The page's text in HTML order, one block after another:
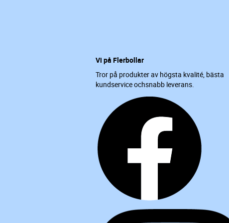
Vi på Flerbollar
Tror på produkter av högsta kvalité, bästa
kundservice ochsnabb leverans.